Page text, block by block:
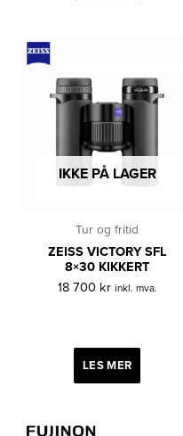
IKKE PÅ LAGER
Tur og fritid
ZEISS VICTORY SFL
8×30 KIKKERT
18 700 kr inkl. mva.
LES MER